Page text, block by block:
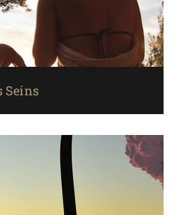
Seins